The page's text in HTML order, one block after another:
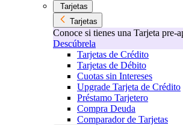
Tarjetas
Tarjetas
Conoce si tienes una Tarjeta pre-
Descúbrela
Tarjetas de Crédito
Tarjetas de Débito
Cuotas sin Intereses
Upgrade Tarjeta de Crédito
Préstamo Tarjetero
Compra Deuda
Comparador de Tarjetas